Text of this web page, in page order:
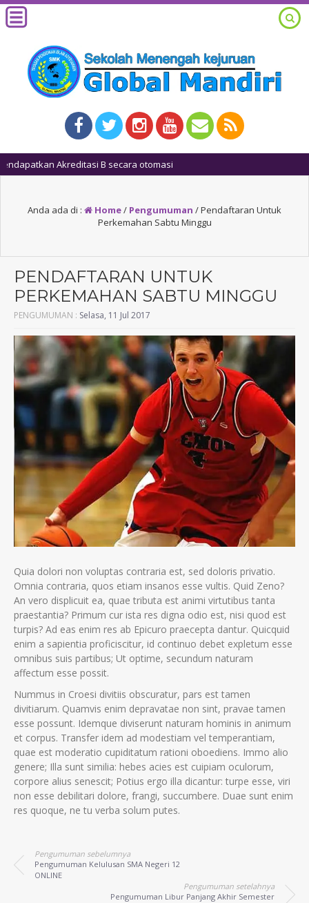
Anda ada di : Home/ Pengumuman /Pendaftaran Untuk
Perkemahan Sabtu Minggu
PENDAFTARAN UNTUK
PERKEMAHAN SABTU MINGGU
PENGUMUMAN : Selasa, 11 Jul 2017
Quia dolori non voluptas contraria est, sed doloris privatio.
Omnia contraria, quos etiam insanos esse vultis. Quid Zeno?
An vero displicuit ea, quae tributa est animi virtutibus tanta
praestantia? Primum cur ista res digna odio est, nisi quod est
turpis? Ad eas enim res ab Epicuro praecepta dantur. Quicquid
enim a sapientia proficiscitur, id continuo debet expletum esse
omnibus suis partibus; Ut optime, secundum naturam
affectum esse possit.
Nummus in Croesi divitiis obscuratur, pars est tamen
divitiarum. Quamvis enim depravatae non sint, pravae tamen
esse possunt. Idemque diviserunt naturam hominis in animum
et corpus. Transfer idem ad modestiam vel temperantiam,
quae est moderatio cupiditatum rationi oboediens. Immo alio
genere; Illa sunt similia: hebes acies est cuipiam oculorum,
corpore alius senescit; Potius ergo illa dicantur: turpe esse, viri
non esse debilitari dolore, frangi, succumbere. Duae sunt enim
res quoque, ne tu verba solum putes.
Pengumuman sebelumnya
Pengumuman Kelulusan SMA Negeri 12
ONLINE
Pengumuman setelahnya
Pengumuman Libur Panjang Akhir Semester